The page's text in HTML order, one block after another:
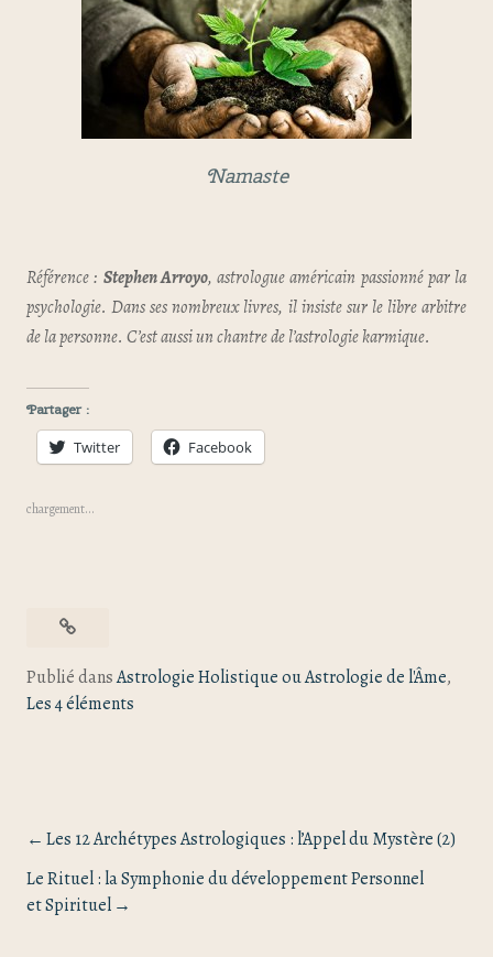
Namaste
Référence : Stephen Arroyo, astrologue américain passionné par la
psychologie. Dans ses nombreux livres, il insiste sur le libre arbitre
de la personne. C’est aussi un chantre de l’astrologie karmique.
Partager :
Twitter Facebook
chargement…
Publié dansAstrologie Holistique ou Astrologie de l'Âme,
Les 4 éléments
Les 12 Archétypes Astrologiques : l’Appel du Mystère (2)
Le Rituel : la Symphonie du développement Personnel
et Spirituel